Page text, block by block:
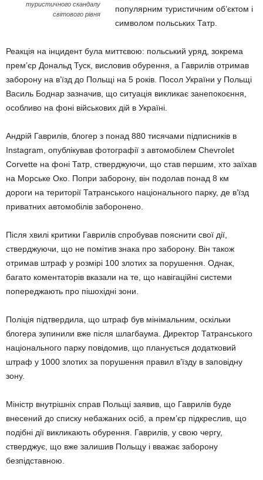
туристичного скандалу
світового рівня
популярним туристичним об’єктом і
символом польських Татр.
Реакція на інцидент була миттєвою: польський уряд, зокрема
прем’єр Дональд Туск, висловив обурення, а Гаврилів отримав
заборону на в’їзд до Польщі на 5 років. Посол України у Польщі
Василь Боднар зазначив, що ситуація викликає занепокоєння,
особливо на фоні військових дій в Україні.
Андрій Гаврилів, блогер з понад 880 тисячами підписників в
Instagram, опублікував фотографії з автомобілем Chevrolet
Corvette на фоні Татр, стверджуючи, що став першим, хто заїхав
на Морське Око. Попри заборону, він подолав понад 8 км
дороги на території Татранського національного парку, де в’їзд
приватних автомобілів заборонено.
Після хвилі критики Гаврилів спробував пояснити свої дії,
стверджуючи, що не помітив знака про заборону. Він також
отримав штраф у розмірі 100 злотих за порушення. Однак,
багато коментаторів вказали на те, що навігаційні системи
попереджають про пішохідні зони.
Поліція підтвердила, що штраф був мінімальним, оскільки
блогера зупинили вже після шлагбаума. Директор Татранського
національного парку повідомив, що планується додатковий
штраф у 1000 злотих за порушення правил в’їзду в заповідну
зону.
Міністр внутрішніх справ Польщі заявив, що Гаврилів буде
внесений до списку небажаних осіб, а прем’єр підкреслив, що
подібні дії викликають обурення. Гаврилів, у свою чергу,
стверджує, що вже залишив Польщу і вважає заборону
безпідставною.